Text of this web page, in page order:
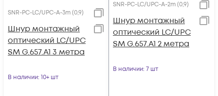
SNR-PC-LC/UPC-A-3m (0,9)
Шнур монтажный
оптический LC/UPC
SM G.657.A1 3 метра
В наличии: 10+ шт
SNR-PC-LC/UPC-A-2m (0,9)
Шнур монтажный
оптический LC/UPC
SM G.657.A1 2 метра
В наличии: 7 шт